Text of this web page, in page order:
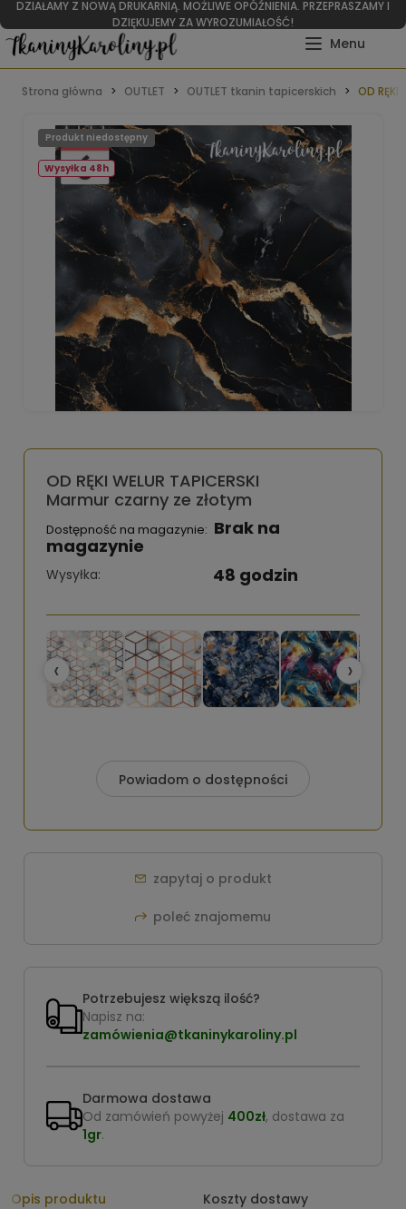
DZIAŁAMY Z NOWĄ DRUKARNIĄ. MOŻLIWE OPÓŹNIENIA. PRZEPRASZAMY I
DZIĘKUJEMY ZA WYROZUMIAŁOŚĆ!
Strona główna OUTLET OUTLET tkanin tapicerskich OD
Wysyłka 48h
Produkt niedostępny
OD RĘKI WELUR TAPICERSKI
Marmur czarny ze złotym
Dostępność na magazynie: Brak na
magazynie
Wysyłka: 48 godzin
‹ ›
Powiadom o dostępności
zapytaj o produkt
poleć znajomemu
Potrzebujesz większą ilość?
Napisz na:
zamówienia@tkaninykaroliny.pl
Darmowa dostawa
Od zamówień powyżej 400zł, dostawa za
1gr.
Opis produktu Koszty dostawy